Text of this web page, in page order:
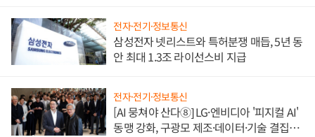
전자·전기·정보통신
삼성전자 넷리스트와 특허분쟁 매듭, 5년 동
안 최대 1.3조 라이선스비 지급
전자·전기·정보통신
[AI 뭉쳐야 산다⑧] LG·엔비디아 '피지컬 AI'
동맹 강화, 구광모 제조·데이터·기술 결집